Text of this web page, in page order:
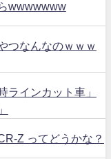
wwwwwww
つなんなのｗｗｗ
ラインカット車」
Z ってどうかな？